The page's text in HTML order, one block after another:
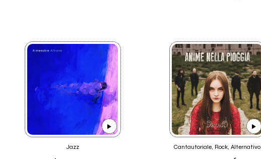
Jazz Cantautoriale, Rock, Alternativo